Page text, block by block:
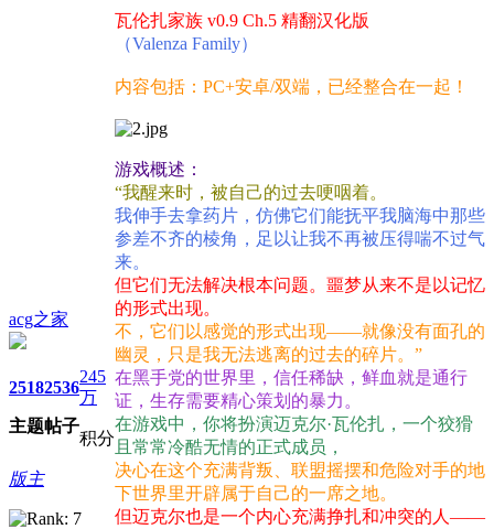
acg之家
2518
主题
2536
帖子
245
万
积分
版主
瓦伦扎家族 v0.9 Ch.5 精翻汉化版
（Valenza Family）
内容包括：PC+安卓/双端，已经整合在一起！
游戏概述：
“我醒来时，被自己的过去哽咽着。
我伸手去拿药片，仿佛它们能抚平我脑海中那些
参差不齐的棱角，足以让我不再被压得喘不过气
来。
但它们无法解决根本问题。噩梦从来不是以记忆
的形式出现。
不，它们以感觉的形式出现——就像没有面孔的
幽灵，只是我无法逃离的过去的碎片。”
在黑手党的世界里，信任稀缺，鲜血就是通行
证，生存需要精心策划的暴力。
在游戏中，你将扮演迈克尔·瓦伦扎，一个狡猾
且常常冷酷无情的正式成员，
决心在这个充满背叛、联盟摇摆和危险对手的地
下世界里开辟属于自己的一席之地。
但迈克尔也是一个内心充满挣扎和冲突的人——